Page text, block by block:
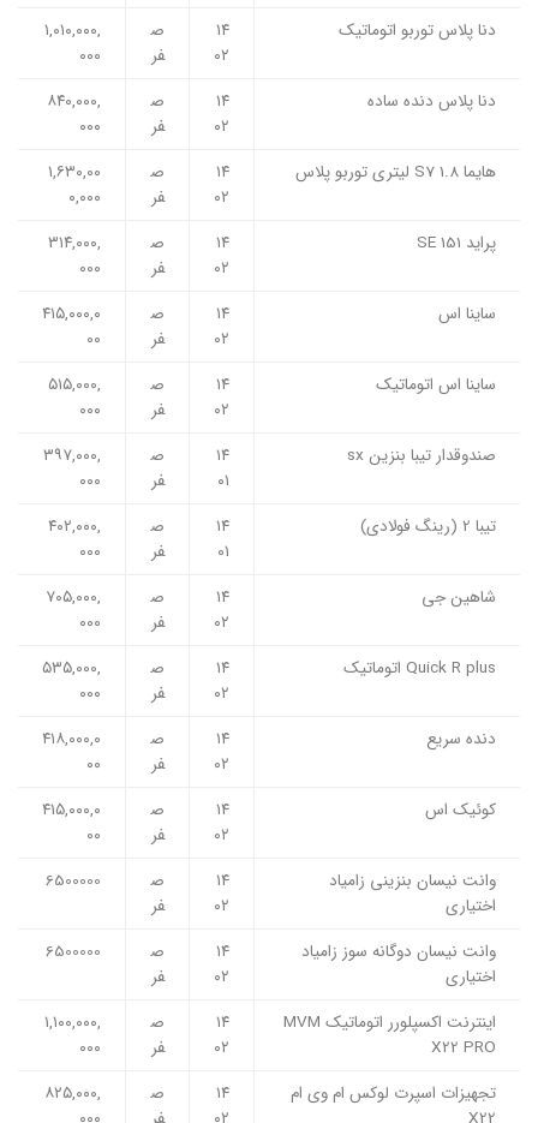
دنا پلاس توربو اتوماتیک
۱۴
۰۲
ص
فر
۱,۰۱۰,۰۰۰,
۰۰۰
دنا پلاس دنده ساده
۱۴
۰۲
ص
فر
۸۴۰,۰۰۰,
۰۰۰
هایما S7 1.8 لیتری توربو پلاس
۱۴
۰۲
ص
فر
۱,۶۳۰,۰۰
۰,۰۰۰
پراید SE 151
۱۴
۰۲
ص
فر
۳۱۴,۰۰۰,
۰۰۰
ساینا اس
۱۴
۰۲
ص
فر
۴۱۵,۰۰۰,۰
۰۰
ساینا اس اتوماتیک
۱۴
۰۲
ص
فر
۵۱۵,۰۰۰,
۰۰۰
صندوقدار تیبا بنزین sx
۱۴
۰۱
ص
فر
۳۹۷,۰۰۰,
۰۰۰
تیبا 2 (رینگ فولادی)
۱۴
۰۱
ص
فر
۴۰۲,۰۰۰,
۰۰۰
شاهین جی
۱۴
۰۲
ص
فر
۷۰۵,۰۰۰,
۰۰۰
Quick R plus اتوماتیک
۱۴
۰۲
ص
فر
۵۳۵,۰۰۰,
۰۰۰
دنده سریع
۱۴
۰۲
ص
فر
۴۱۸,۰۰۰,۰
۰۰
کوئیک اس
۱۴
۰۲
ص
فر
۴۱۵,۰۰۰,۰
۰۰
وانت نیسان بنزینی زامیاد
اختیاری
۱۴
۰۲
ص
فر
6500000
وانت نیسان دوگانه سوز زامیاد
اختیاری
۱۴
۰۲
ص
فر
6500000
اینترنت اکسپلورر اتوماتیک MVM
X22 PRO
۱۴
۰۲
ص
فر
۱,۱۰۰,۰۰۰,
۰۰۰
تجهیزات اسپرت لوکس ام وی ام
۱۴
ص
۸۲۵,۰۰۰,